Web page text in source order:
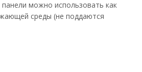
можно использовать как
среды (не поддаются